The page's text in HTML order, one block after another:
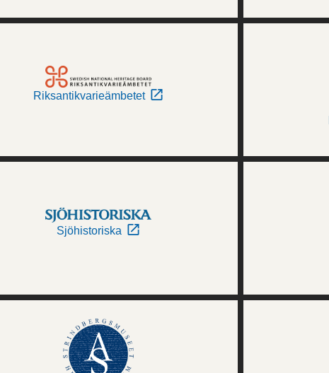
Riksantikvarieämbetet
Sjöhistoriska